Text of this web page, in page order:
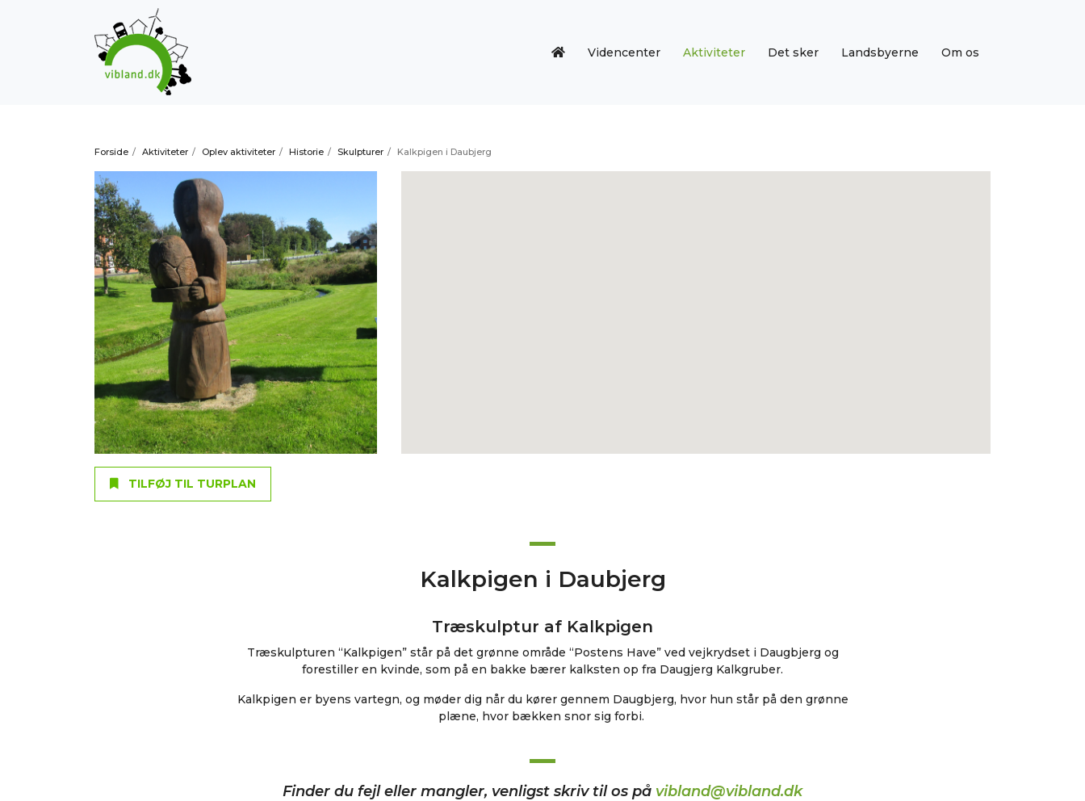
Videncenter Aktiviteter Det sker Landsbyerne Om os
Forside / Aktiviteter / Oplev aktiviteter / Historie / Skulpturer / Kalkpigen i Daubjerg
TILFØJ TIL TURPLAN
Kalkpigen i Daubjerg
Træskulptur af Kalkpigen
Træskulpturen “Kalkpigen” står på det grønne område “Postens Have” ved vejkrydset i Daugbjerg og
forestiller en kvinde, som på en bakke bærer kalksten op fra Daugjerg Kalkgruber.
Kalkpigen er byens vartegn, og møder dig når du kører gennem Daugbjerg, hvor hun står på den grønne
plæne, hvor bækken snor sig forbi.
Finder du fejl eller mangler, venligst skriv til os på vibland@vibland.dk